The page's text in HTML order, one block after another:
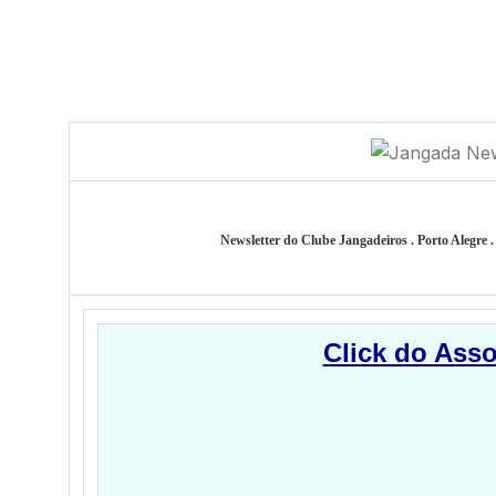
Newsletter do Clube Jangadeiros . Porto Alegre
Click do